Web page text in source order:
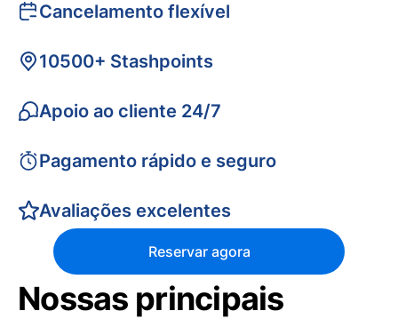
Cancelamento flexível
10500+ Stashpoints
Apoio ao cliente 24/7
Pagamento rápido e seguro
Avaliações excelentes
Reservar agora
Nossas principais